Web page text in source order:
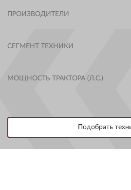
ПРОИЗВОДИТЕЛИ
СЕГМЕНТ ТЕХНИКИ
МОЩНОСТЬ ТРАКТОРА (Л.С.)